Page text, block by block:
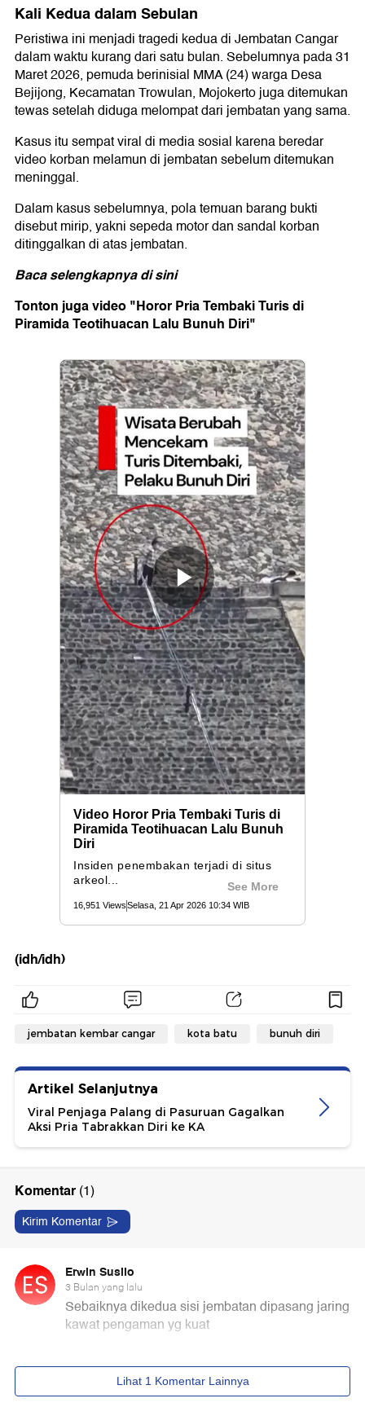
Kali Kedua dalam Sebulan
Peristiwa ini menjadi tragedi kedua di Jembatan Cangar
dalam waktu kurang dari satu bulan. Sebelumnya pada 31
Maret 2026, pemuda berinisial MMA (24) warga Desa
Bejijong, Kecamatan Trowulan, Mojokerto juga ditemukan
tewas setelah diduga melompat dari jembatan yang sama.
Kasus itu sempat viral di media sosial karena beredar
video korban melamun di jembatan sebelum ditemukan
meninggal.
Dalam kasus sebelumnya, pola temuan barang bukti
disebut mirip, yakni sepeda motor dan sandal korban
ditinggalkan di atas jembatan.
Baca selengkapnyadi sini
Tonton juga video "Horor Pria Tembaki Turis di
Piramida Teotihuacan Lalu Bunuh Diri"
(idh/idh)
jembatan kembar cangar kota batu bunuh diri
Artikel Selanjutnya
Viral Penjaga Palang di Pasuruan Gagalkan
Aksi Pria Tabrakkan Diri ke KA